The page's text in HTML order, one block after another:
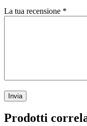
La tua recensione *
Prodotti